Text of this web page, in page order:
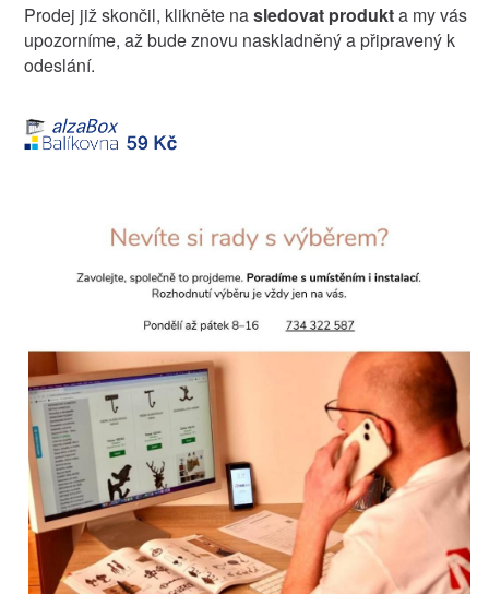
Prodej již skončil, klikněte nasledovat produkta my vás
upozorníme, až bude znovu naskladněný a připravený k
odeslání.